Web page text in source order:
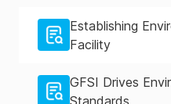
Establishing
Facility
GFSI Drives
Standards